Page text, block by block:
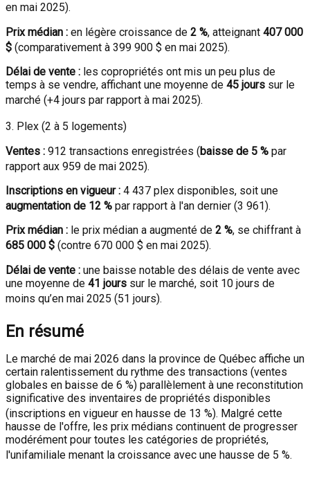
en mai 2025).
Prix médian : en légère croissance de 2 %, atteignant 407 000
$ (comparativement à 399 900 $ en mai 2025).
Délai de vente : les copropriétés ont mis un peu plus de
temps à se vendre, affichant une moyenne de 45 jours sur le
marché (+4 jours par rapport à mai 2025).
3. Plex (2 à 5 logements)
Ventes : 912 transactions enregistrées (baisse de 5 % par
rapport aux 959 de mai 2025).
Inscriptions en vigueur : 4 437 plex disponibles, soit une
augmentation de 12 % par rapport à l'an dernier (3 961).
Prix médian : le prix médian a augmenté de 2 %, se chiffrant à
685 000 $ (contre 670 000 $ en mai 2025).
Délai de vente : une baisse notable des délais de vente avec
une moyenne de 41 jours sur le marché, soit 10 jours de
moins qu’en mai 2025 (51 jours).
En résumé
Le marché de mai 2026 dans la province de Québec affiche un
certain ralentissement du rythme des transactions (ventes
globales en baisse de 6 %) parallèlement à une reconstitution
significative des inventaires de propriétés disponibles
(inscriptions en vigueur en hausse de 13 %). Malgré cette
hausse de l'offre, les prix médians continuent de progresser
modérément pour toutes les catégories de propriétés,
l'unifamiliale menant la croissance avec une hausse de 5 %.